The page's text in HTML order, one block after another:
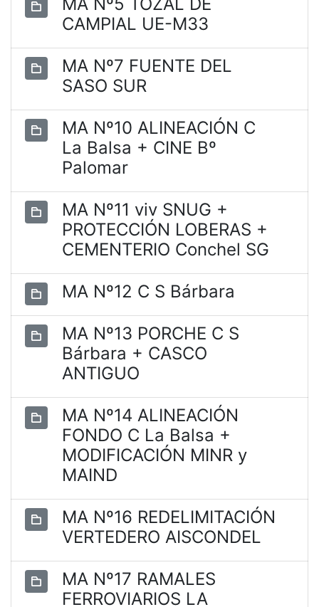
CAMPIAL UE-M33
MA Nº7 FUENTE DEL
SASO SUR
MA Nº10 ALINEACIÓN C
La Balsa + CINE Bº
Palomar
MA Nº11 viv SNUG +
PROTECCIÓN LOBERAS +
CEMENTERIO Conchel SG
MA Nº12 C S Bárbara
MA Nº13 PORCHE C S
Bárbara + CASCO
ANTIGUO
MA Nº14 ALINEACIÓN
FONDO C La Balsa +
MODIFICACIÓN MINR y
MAIND
MA Nº16 REDELIMITACIÓN
VERTEDERO AISCONDEL
MA Nº17 RAMALES
FERROVIARIOS LA